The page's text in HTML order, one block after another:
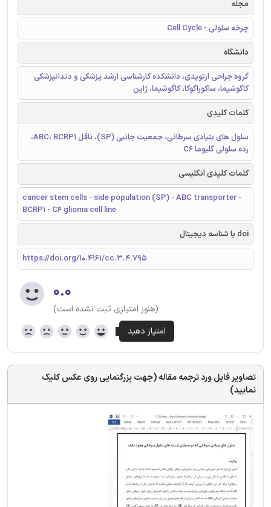
مجله
چرخه سلولی - Cell Cycle
دانشگاه
گروه جراحی ارتوپدی، دانشکده کارشناسی ارشد پزشکی و دندانپزشکی
کاگوشیما، ساکوراگوکا، کاگوشیما، ژاپن
کلمات کلیدی
سلول های بنیادی سرطانی، جمعیت جانبی (SP)، ناقل ABC، BCRP1،
رده سلولی گلیوما C6
کلمات کلیدی انگلیسی
cancer stem cells - side population (SP) - ABC transporter -
BCRP1 - C6 glioma cell line
doi یا شناسه دیجیتال
https://doi.org/10.4161/cc.3.4.795
۰.۰
(هنوز امتیازی ثبت نشده است)
تصاویر فایل ورد ترجمه مقاله (جهت بزرگنمایی روی عکس کلیک
نمایید)